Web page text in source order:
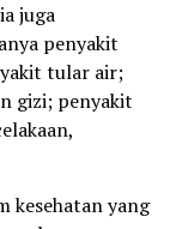
juga
penyakit
tular air;
gizi; penyakit
kesehatan yang